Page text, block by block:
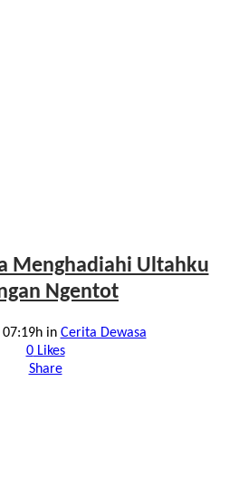
Menghadiahi Ultahku
Ngentot
07:19hin Cerita Dewasa
0Likes
Share